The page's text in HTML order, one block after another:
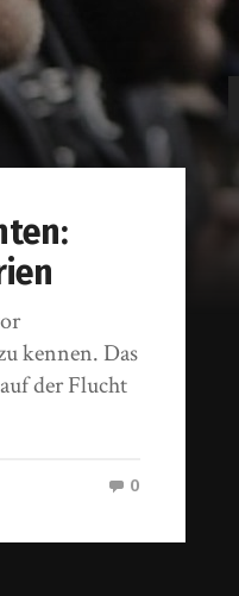
kennen. Das
der Flucht
0